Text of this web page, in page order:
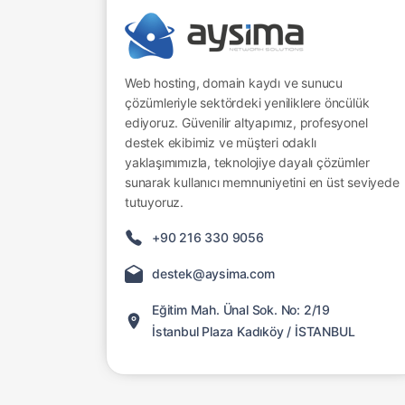
Web hosting, domain kaydı ve sunucu
çözümleriyle sektördeki yeniliklere öncülük
ediyoruz. Güvenilir altyapımız, profesyonel
destek ekibimiz ve müşteri odaklı
yaklaşımımızla, teknolojiye dayalı çözümler
sunarak kullanıcı memnuniyetini en üst seviyede
tutuyoruz.
+90 216 330 9056
destek@aysima.com
Eğitim Mah. Ünal Sok. No: 2/19
İstanbul Plaza Kadıköy / İSTANBUL